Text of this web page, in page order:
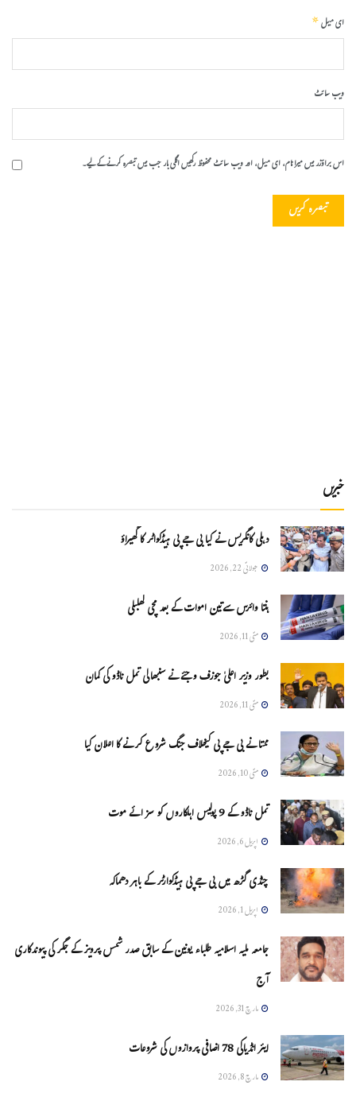
ای میل*
ویب‌ سائٹ
اس براؤزر میں میرا نام، ای میل، اور ویب سائٹ محفوظ رکھیں اگلی بار جب میں تبصرہ کرنے کےلیے۔
خبریں
دہلی کانگریس نے کیا بی جے پی ہیڈکواٹر کا گھیراؤ
جولائی 22, 2026
ہنتا وائرس سےتین اموات کے بعد مچی کھلبلی
مئی 11, 2026
بطور وزیر اعلیٰ جوزف وجئے نے سنبھالی تمل ناڈو کی کمان
مئی 11, 2026
ممتا نے بی جے پی کیخلاف جنگ شروع کرنے کا اعلان کیا
مئی 10, 2026
تمل ناڈو کے 9 پولیس اہلکاروں کو سزائے موت
اپریل 6, 2026
چنڈی گڑھ میں بی جے پی ہیڈکوارٹر کے باہر دھماکہ
اپریل 1, 2026
جامعہ ملیہ اسلامیہ طلباء یونین کے سابق صدر شمس پرویز کے جگر کی پیوندکاری
آج
مارچ 31, 2026
ایئر انڈیاکی 78 اضافی پروازوں کی شروعات
مارچ 8, 2026